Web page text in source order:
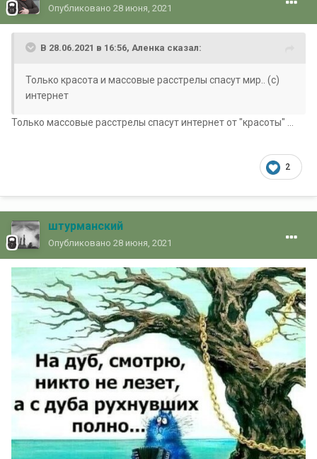
Опубликовано 28 июня, 2021
В 28.06.2021 в 16:56, Аленка сказал:
Только красота и массовые расстрелы спасут мир.. (с)
интернет
Только массовые расстрелы спасут интернет от "красоты" ...
2
штурманский
Опубликовано 28 июня, 2021